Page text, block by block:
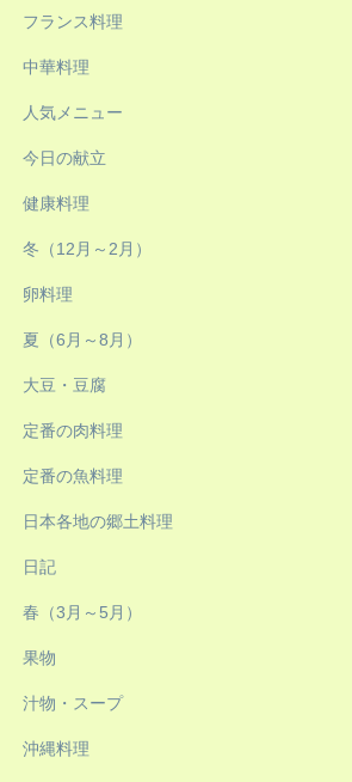
フランス料理
中華料理
人気メニュー
今日の献立
健康料理
冬（12月～2月）
卵料理
夏（6月～8月）
大豆・豆腐
定番の肉料理
定番の魚料理
日本各地の郷土料理
日記
春（3月～5月）
果物
汁物・スープ
沖縄料理